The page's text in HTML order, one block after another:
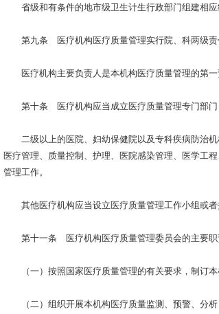
省级和有条件的地市级卫生计生行政部门组建相应
第九条 医疗机构医疗质量管理实行院、科两级责
医疗机构主要负责人是本机构医疗质量管理的第一
第十条 医疗机构应当成立医疗质量管理专门部门
二级以上的医院、妇幼保健院以及专科疾病防治机
医疗管理、质量控制、护理、医院感染管理、医学工
管理工作。
其他医疗机构应当设立医疗质量管理工作小组或者
第十一条 医疗机构医疗质量管理委员会的主要职
（一）按照国家医疗质量管理的有关要求，制订本
（二）组织开展本机构医疗质量监测、预警、分析